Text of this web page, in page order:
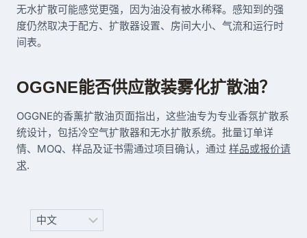
无水扩散可能感觉更强，因为油没有被水稀释。感知到的强
度仍然取决于配方、扩散器设置、房间大小、气流和运行时
间表。
OGGNE能否供应散装雾化扩散油？
OGGNE的香薰扩散油页面指出，这些油专为专业香氛扩散系
统设计，包括冷空气扩散器和无水扩散系统。批量订单详
情、MOQ、样品及证书需通过项目确认，通过 样品或报价请
求.
Choose
a